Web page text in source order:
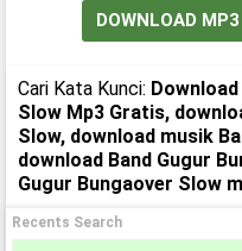
DOWNLOAD MP3
Cari Kata Kunci:
Slow Mp3 Gratis,
Slow, download musik
download Band Gugur
Gugur Bungaover Slow
Recents Search